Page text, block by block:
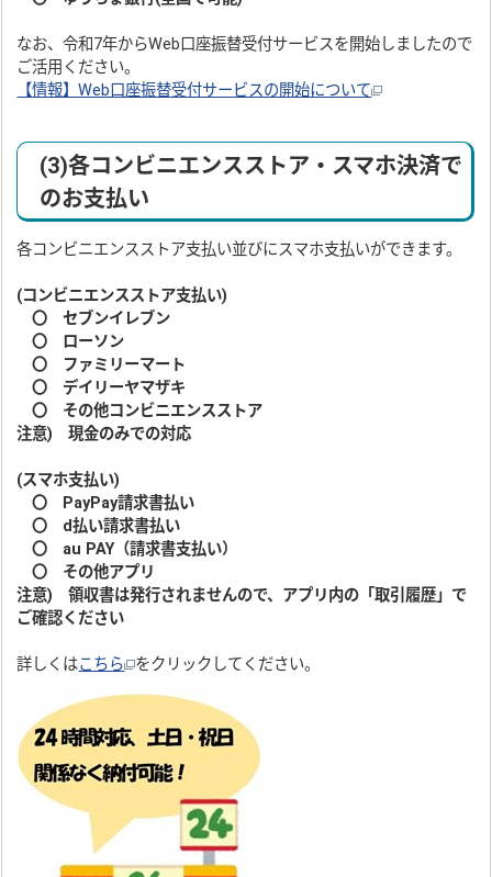
なお、令和7年からWeb口座振替受付サービスを開始しましたので
ご活用ください。
【情報】Web口座振替受付サービスの開始について
(3)各コンビニエンスストア・スマホ決済で
のお支払い
各コンビニエンスストア支払い並びにスマホ支払いができます。
(コンビニエンスストア支払い)
〇 セブンイレブン
〇 ローソン
〇 ファミリーマート
〇 デイリーヤマザキ
〇 その他コンビニエンスストア
注意) 現金のみでの対応
(スマホ支払い)
〇 PayPay請求書払い
〇 d払い請求書払い
〇 au PAY（請求書支払い）
〇 その他アプリ
注意) 領収書は発行されませんので、アプリ内の「取引履歴」で
ご確認ください
詳しくはこちら をクリックしてください。